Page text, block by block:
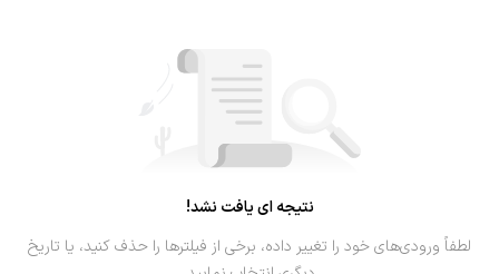
نتیجه ای یافت نشد!
لطفاً ورودی‌های خود را تغییر داده، برخی از فیلترها را حذف کنید، یا تاریخ